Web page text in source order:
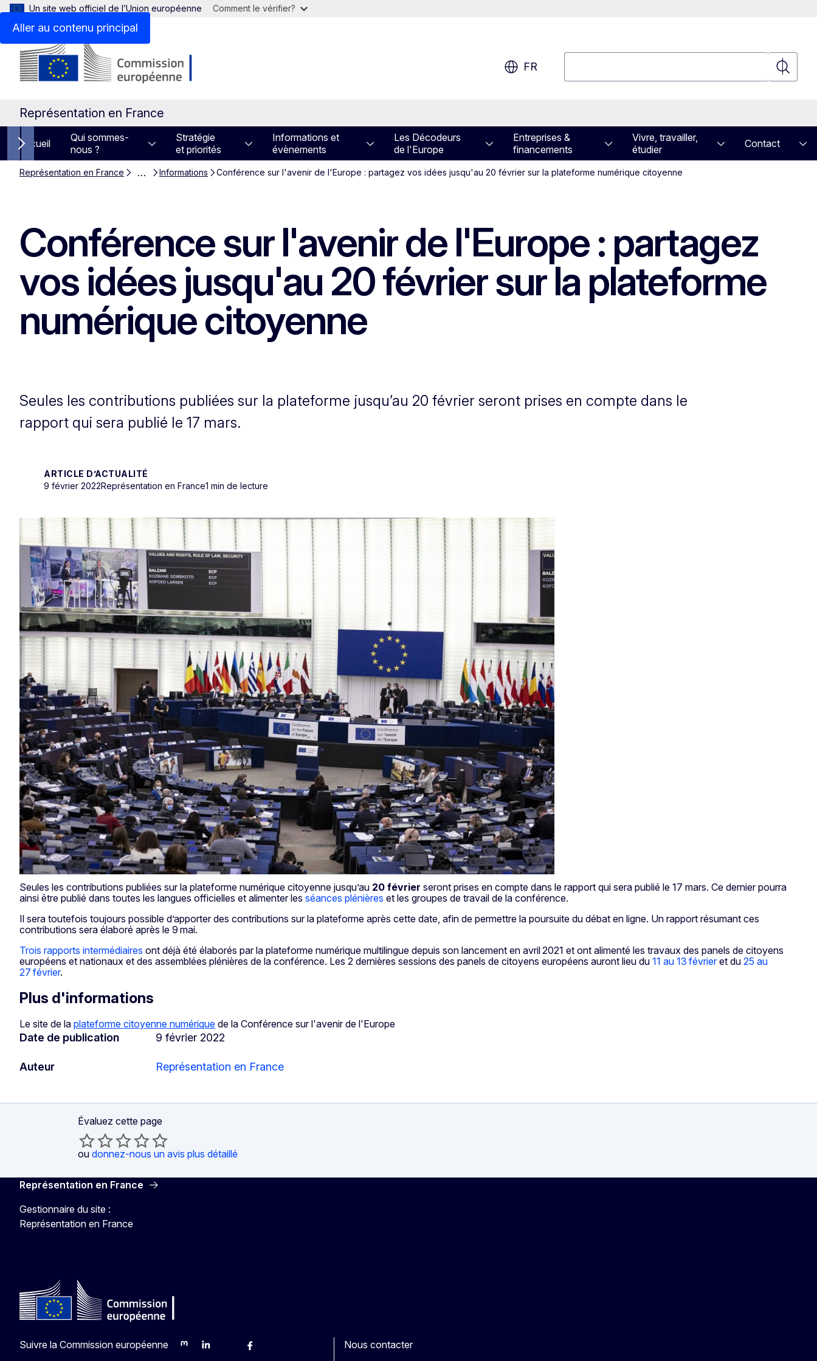
Aller au contenu principal
Un site web officiel de l’Union européenne Comment le vérifier?
FR
Représentation en France
Next items
Accueil
Qui sommes-
nous ?
Stratégie
et priorités
Informations et
évènements
Les Décodeurs
de l'Europe
Entreprises &
financements
Vivre, travailler,
étudier
Contact
Représentation en France … Informations Conférence sur l'avenir de l'Europe : partagez vos idées jusqu'au 20 février sur la plateforme numérique citoyenne
Conférence sur l'avenir de l'Europe : partagez
vos idées jusqu'au 20 février sur la plateforme
numérique citoyenne
Seules les contributions publiées sur la plateforme jusqu’au 20 février seront prises en compte dans le
rapport qui sera publié le 17 mars.
ARTICLE D’ACTUALITÉ
9 février 2022Représentation en France1 min de lecture
Seules les contributions publiées sur la plateforme numérique citoyenne jusqu’au 20 février seront prises en compte dans le rapport qui sera publié le 17 mars. Ce dernier pourra
ainsi être publié dans toutes les langues officielles et alimenter les séances plénières et les groupes de travail de la conférence.
Il sera toutefois toujours possible d’apporter des contributions sur la plateforme après cette date, afin de permettre la poursuite du débat en ligne. Un rapport résumant ces
contributions sera élaboré après le 9 mai.
Trois rapports intermédiaires ont déjà été élaborés par la plateforme numérique multilingue depuis son lancement en avril 2021 et ont alimenté les travaux des panels de citoyens
européens et nationaux et des assemblées plénières de la conférence. Les 2 dernières sessions des panels de citoyens européens auront lieu du 11 au 13 févrieret du 25 au
27 février.
Plus d'informations
Le site de la plateforme citoyenne numérique de la Conférence sur l'avenir de l'Europe
Date de publication 9 février 2022
Auteur Représentation en France
Évaluez cette page
ou donnez-nous un avis plus détaillé
Représentation en France
Gestionnaire du site :
Représentation en France
Suivre la Commission européenne
MastodonLinkedInBlueskyFacebook
Nous contacter